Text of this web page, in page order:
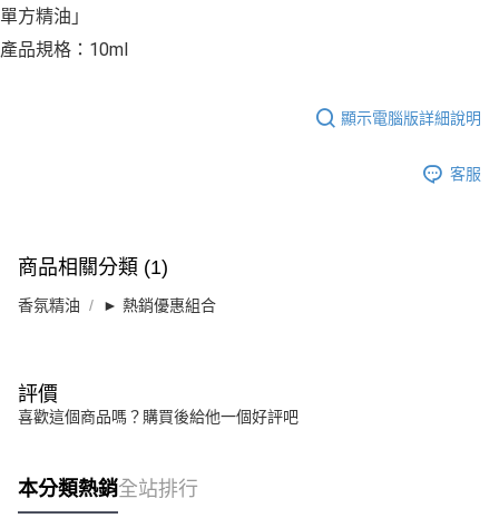
單方精油」
產品規格：10ml
顯示電腦版詳細說明
客服
商品相關分類 (1)
香氛精油 ► 熱銷優惠組合
評價
喜歡這個商品嗎？購買後給他一個好評吧
本分類熱銷全站排行